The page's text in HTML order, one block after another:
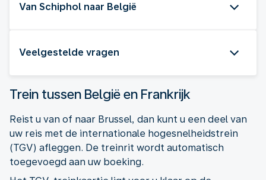
Van Schiphol naar België
Veelgestelde vragen
Trein tussen België en Frankrijk
Reist u van of naar Brussel, dan kunt u een deel van
uw reis met de internationale hogesnelheidstrein
(TGV) afleggen. De treinrit wordt automatisch
toegevoegd aan uw boeking.